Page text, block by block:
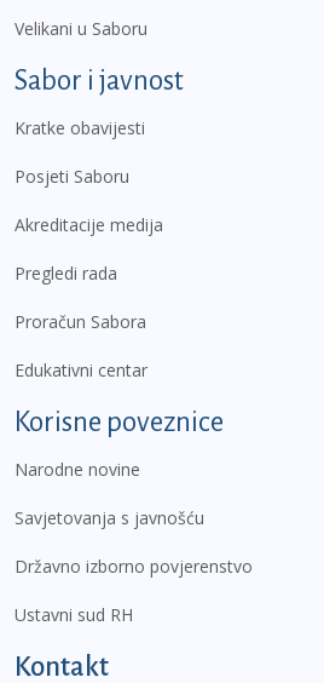
Velikani u Saboru
Sabor i javnost
Kratke obavijesti
Posjeti Saboru
Akreditacije medija
Pregledi rada
Proračun Sabora
Edukativni centar
Korisne poveznice
Narodne novine
Savjetovanja s javnošću
Državno izborno povjerenstvo
Ustavni sud RH
Kontakt